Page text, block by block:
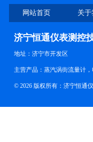
网站首页 关
济宁恒通仪表测控
地址：济宁市开发区
主营产品：蒸汽涡街流量计
© 2026 版权所有：济宁恒通